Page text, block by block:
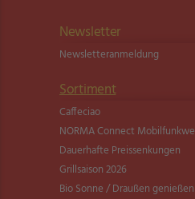
Newsletter
Newsletter­anmeldung
Sortiment
Caffeciao
NORMA Connect
Dauerhafte Preissenkungen
Grillsaison 2026
Bio Sonne / Draußen genießen